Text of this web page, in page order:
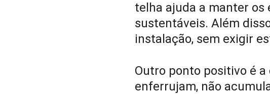
telha ajuda a manter os
sustentáveis. Além
instalação, sem exigir
Outro ponto positivo é
enferrujam, não